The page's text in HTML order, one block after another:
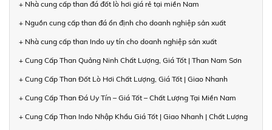
+ Nhà cung cấp than đá đốt lò hơi giá rẻ tại miền Nam
+ Nguồn cung cấp than đá ổn định cho doanh nghiệp sản xuất
+ Nhà cung cấp than Indo uy tín cho doanh nghiệp sản xuất
+ Cung Cấp Than Quảng Ninh Chất Lượng, Giá Tốt | Than Nam Sơn
+ Cung Cấp Than Đốt Lò Hơi Chất Lượng, Giá Tốt | Giao Nhanh
+ Cung Cấp Than Đá Uy Tín – Giá Tốt – Chất Lượng Tại Miền Nam
+ Cung Cấp Than Indo Nhập Khẩu Giá Tốt | Giao Nhanh | Chất Lượng